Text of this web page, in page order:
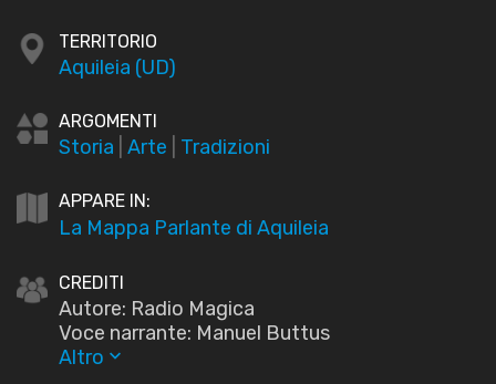
TERRITORIO
Aquileia (UD)
ARGOMENTI
Storia Arte Tradizioni
APPARE IN:
La Mappa Parlante di Aquileia
CREDITI
Autore: Radio Magica
Voce narrante: Manuel Buttus
Altro keyboard_arrow_down